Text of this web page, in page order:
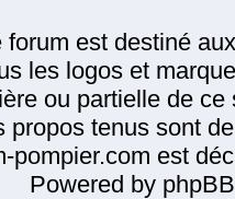
forum est destiné
les logos et
ou partielle de
propos tenus sont
pompier.com est
Powered by